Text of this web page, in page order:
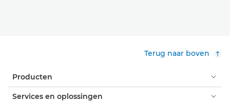
Terug naar boven
Producten
Services en oplossingen